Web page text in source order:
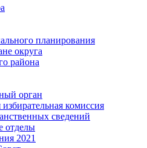
планирования
округа
района
орган
комиссия
сведений
отделы
2021